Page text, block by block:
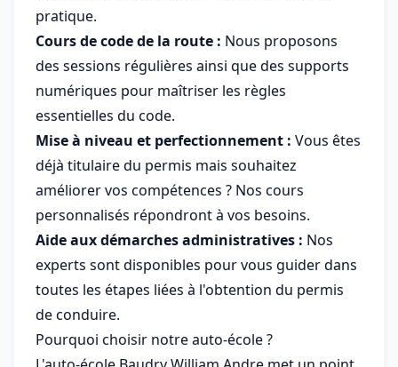
pratique.
Cours de code de la route : Nous proposons
des sessions régulières ainsi que des supports
numériques pour maîtriser les règles
essentielles du code.
Mise à niveau et perfectionnement : Vous êtes
déjà titulaire du permis mais souhaitez
améliorer vos compétences ? Nos cours
personnalisés répondront à vos besoins.
Aide aux démarches administratives : Nos
experts sont disponibles pour vous guider dans
toutes les étapes liées à l'obtention du permis
de conduire.
Pourquoi choisir notre auto-école ?